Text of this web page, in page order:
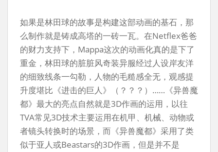
如果是林田球的故事是构建这部动画的基石，那
么制作就是铸成高塔的一砖一瓦。在Netflex爸爸
的财力支持下，Mappa这次的动画化真的是下了
重金，林田球的脏脏风奇装异服经过人设岸友洋
的细致线条一勾勒，人物的毛糙感全无，观感提
升度堪比《进击的巨人》（？？？）……《异兽魔
都》最大的亮点自然就是3D作画的运用，以往
TVA常见3D技术主要运用在机甲、机械、动物或
者镜头转换时的场景，而《异兽魔都》采用了类
似于亚人或Beastars的3D作画，但是并不是